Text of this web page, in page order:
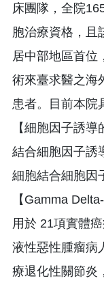
床團隊，全院
胞治療資格，且
居中部地區首位
術來臺求醫之海
患者。目前本院
【細胞因子誘
結合細胞因子誘
細胞結合細胞因
【Gamma
用於 21項實體
液性惡性腫瘤病
療退化性關節炎